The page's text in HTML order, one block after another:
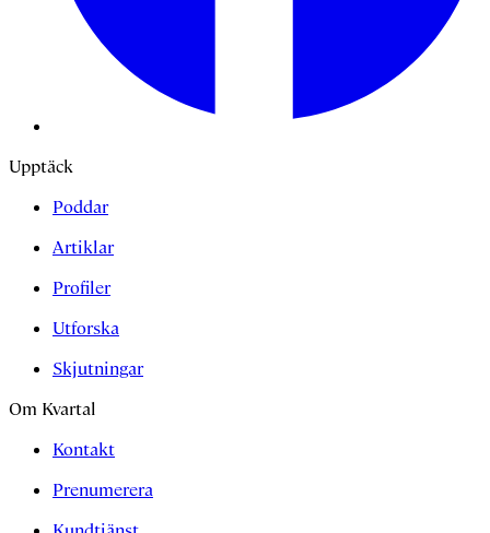
Upptäck
Poddar
Artiklar
Profiler
Utforska
Skjutningar
Om Kvartal
Kontakt
Prenumerera